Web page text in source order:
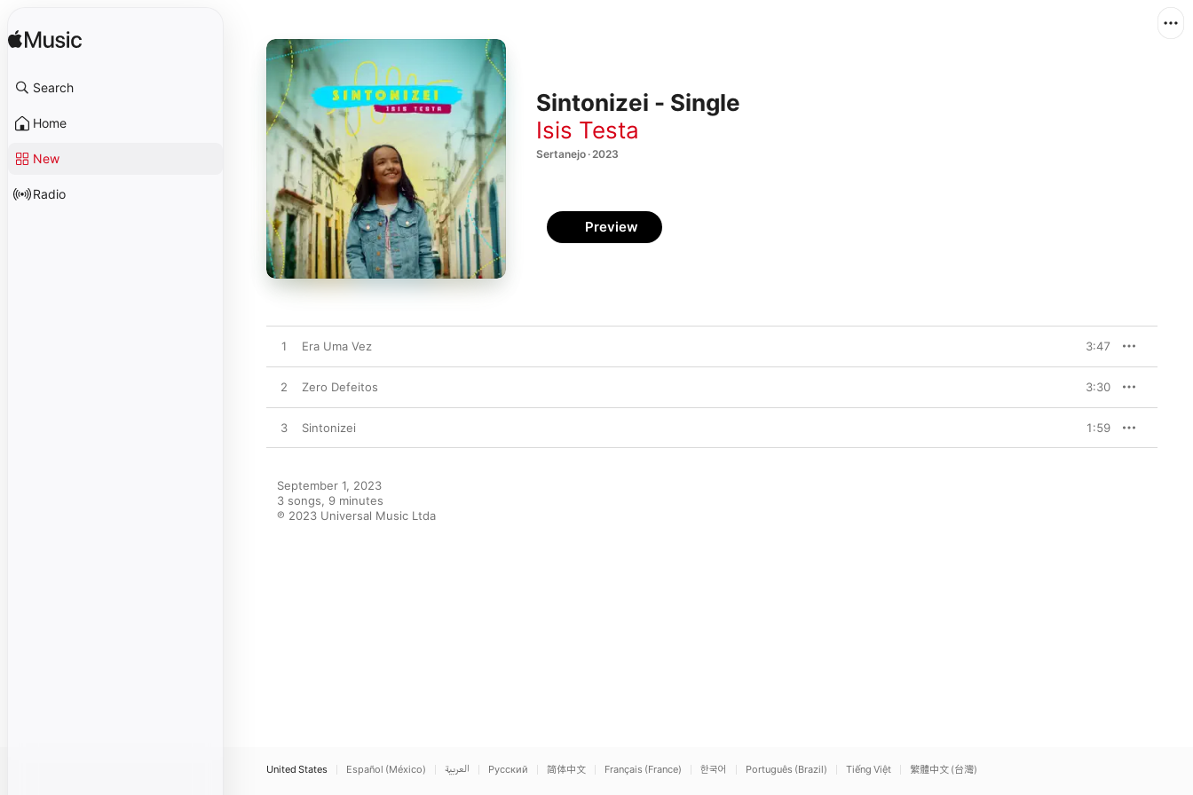
Search
Home
New
Radio
Sintonizei - Single
Isis Testa
Sertanejo · 2023
Preview
1 Era Uma Vez 3:47
2 Zero Defeitos 3:30
3 Sintonizei 1:59
September 1, 2023
3 songs, 9 minutes
℗ 2023 Universal Music Ltda
United States Español (México) العربية Русский 简体中文 Français (France) 한국어 Português (Brazil) Tiếng Việt 繁體中文 (台灣)